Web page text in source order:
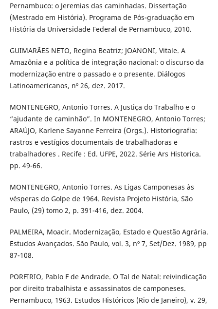
Pernambuco: o Jeremias das caminhadas. Dissertação
(Mestrado em História). Programa de Pós-graduação em
História da Universidade Federal de Pernambuco, 2010.
GUIMARÃES NETO, Regina Beatriz; JOANONI, Vitale. A
Amazônia e a política de integração nacional: o discurso da
modernização entre o passado e o presente. Diálogos
Latinoamericanos, nº 26, dez. 2017.
MONTENEGRO, Antonio Torres. A Justiça do Trabalho e o
“ajudante de caminhão”. In MONTENEGRO, Antonio Torres;
ARAÚJO, Karlene Sayanne Ferreira (Orgs.). Historiografia:
rastros e vestígios documentais de trabalhadoras e
trabalhadores . Recife : Ed. UFPE, 2022. Série Ars Historica.
pp. 49-66.
MONTENEGRO, Antonio Torres. As Ligas Camponesas às
vésperas do Golpe de 1964. Revista Projeto História, São
Paulo, (29) tomo 2, p. 391-416, dez. 2004.
PALMEIRA, Moacir. Modernização, Estado e Questão Agrária.
Estudos Avançados. São Paulo, vol. 3, nº 7, Set/Dez. 1989, pp
87-108.
PORFIRIO, Pablo F de Andrade. O Tal de Natal: reivindicação
por direito trabalhista e assassinatos de camponeses.
Pernambuco, 1963. Estudos Históricos (Rio de Janeiro), v. 29,